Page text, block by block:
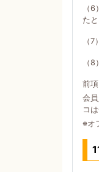
（
たと
（
（
前
会
コ
※オ